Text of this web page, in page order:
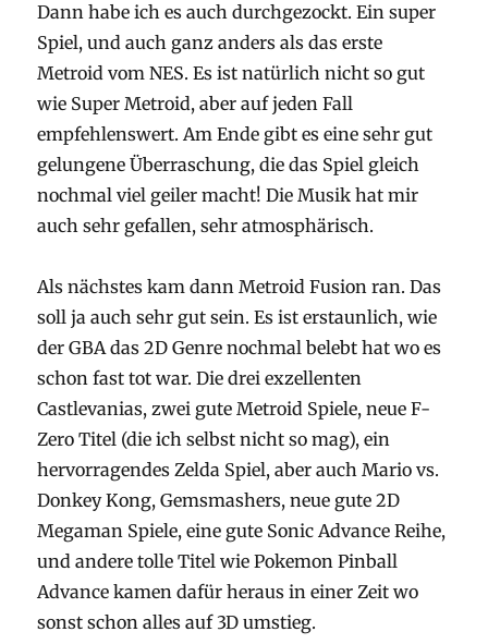
Dann habe ich es auch durchgezockt. Ein super
Spiel, und auch ganz anders als das erste
Metroid vom NES. Es ist natürlich nicht so gut
wie Super Metroid, aber auf jeden Fall
empfehlenswert. Am Ende gibt es eine sehr gut
gelungene Überraschung, die das Spiel gleich
nochmal viel geiler macht! Die Musik hat mir
auch sehr gefallen, sehr atmosphärisch.
Als nächstes kam dann Metroid Fusion ran. Das
soll ja auch sehr gut sein. Es ist erstaunlich, wie
der GBA das 2D Genre nochmal belebt hat wo es
schon fast tot war. Die drei exzellenten
Castlevanias, zwei gute Metroid Spiele, neue F-
Zero Titel (die ich selbst nicht so mag), ein
hervorragendes Zelda Spiel, aber auch Mario vs.
Donkey Kong, Gemsmashers, neue gute 2D
Megaman Spiele, eine gute Sonic Advance Reihe,
und andere tolle Titel wie Pokemon Pinball
Advance kamen dafür heraus in einer Zeit wo
sonst schon alles auf 3D umstieg.